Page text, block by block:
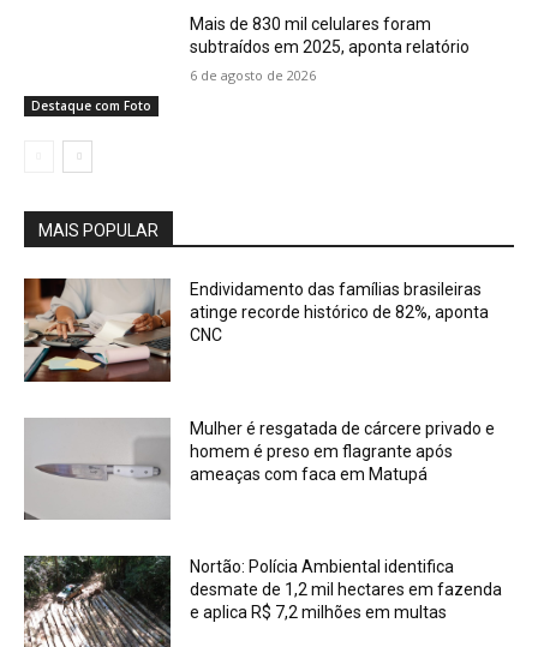
Destaque com Foto
Mais de 830 mil celulares foram
subtraídos em 2025, aponta relatório
6 de agosto de 2026
MAIS POPULAR
Endividamento das famílias brasileiras
atinge recorde histórico de 82%, aponta
CNC
Mulher é resgatada de cárcere privado e
homem é preso em flagrante após
ameaças com faca em Matupá
Nortão: Polícia Ambiental identifica
desmate de 1,2 mil hectares em fazenda
e aplica R$ 7,2 milhões em multas